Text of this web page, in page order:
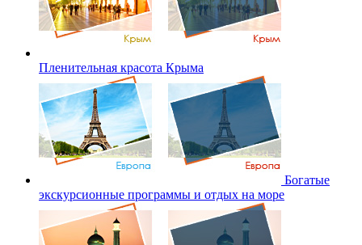
Пленительная красота Крыма
Богатые
экскурсионные программы и отдых на море